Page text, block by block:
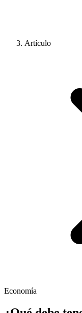
Artículo
Economía